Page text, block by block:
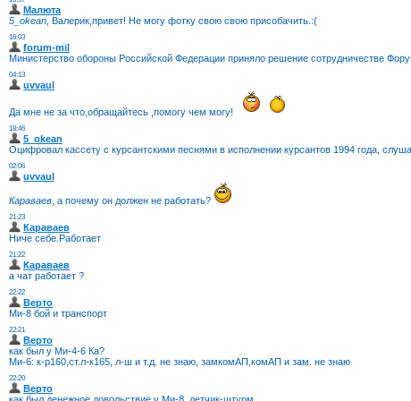
Малюта
5_okean , Валерик,привет! Не могу фотку свою свою присобачить.:(
16:03
forum-mil
Министерство обороны Российской Федерации приняло решение сотрудничестве
04:13
uvvaul
Да мне не за что,обращайтесь ,помогу чем могу!
18:46
5_okean
Оцифровал кассету с курсантскими песнями в исполнении курсантов 1994 года,
02:06
uvvaul
Караваев , а почему он должен не работать?
21:23
Караваев
Ниче себе.Работает
21:22
Караваев
а чат работает ?
22:22
Верто
Ми-8 бой и транспорт
22:21
Верто
как был у Ми-4-6 Ка?
Ми-6: к-р160,ст.л-к165, л-ш и т.д. не знаю, замкомАП,комАП и зам. не знаю
22:20
Верто